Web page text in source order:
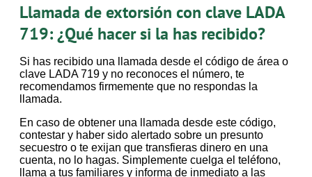
Llamada de extorsión con clave LADA
719: ¿Qué hacer si la has recibido?
Si has recibido una llamada desde el código de área o
clave LADA 719 y no reconoces el número, te
recomendamos firmemente que no respondas la
llamada.
En caso de obtener una llamada desde este código,
contestar y haber sido alertado sobre un presunto
secuestro o te exijan que transfieras dinero en una
cuenta, no lo hagas. Simplemente cuelga el teléfono,
llama a tus familiares y informa de inmediato a las